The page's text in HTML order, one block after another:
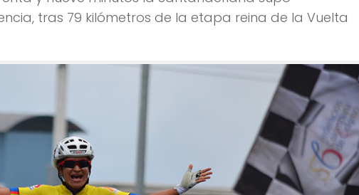
tras 79 kilómetros de la etapa reina de la Vuelta